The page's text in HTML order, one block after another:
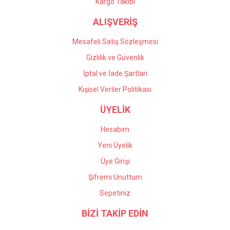
ALIŞVERİŞ
Mesafeli Satış Sözleşmesi
Gizlilik ve Güvenlik
İptal ve İade Şartları
Kişisel Veriler Politikası
ÜYELİK
Hesabım
Yeni Üyelik
Üye Girişi
Şifremi Unuttum
Sepetiniz
BİZİ TAKİP EDİN